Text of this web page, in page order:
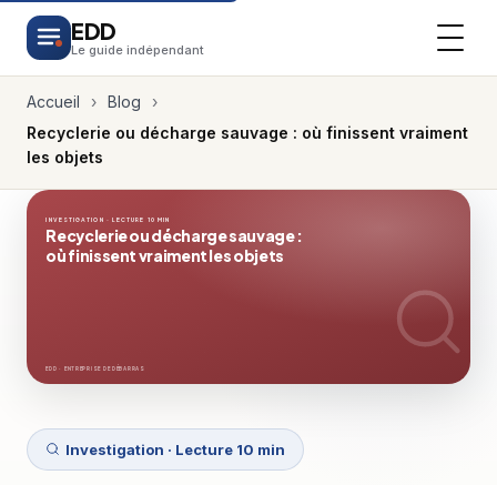
EDD
Le guide indépendant
Accueil › Blog
›
Recyclerie ou décharge sauvage : où finissent vraiment
les objets
INVESTIGATION · LECTURE 10 MIN
Recyclerie ou décharge sauvage :
où finissent vraiment les objets
EDD · ENTREPRISE DE DÉBARRAS
Investigation · Lecture 10 min